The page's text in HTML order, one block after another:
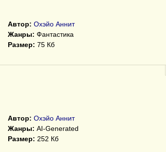
Автор: Охэйо Аннит
Жанры: Фантастика
Размер: 75 Кб
Автор: Охэйо Аннит
Жанры: AI-Generated
Размер: 252 Кб